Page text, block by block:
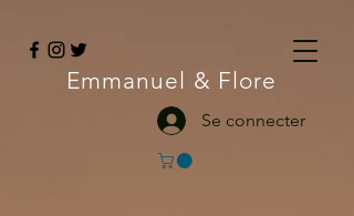
Emmanuel & Flore
Se connecter